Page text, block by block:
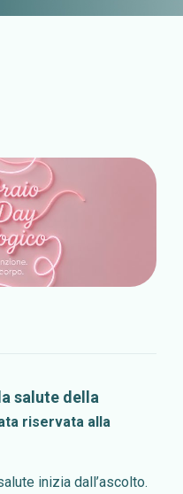
salute della
riservata alla
inizia dall’ascolto.